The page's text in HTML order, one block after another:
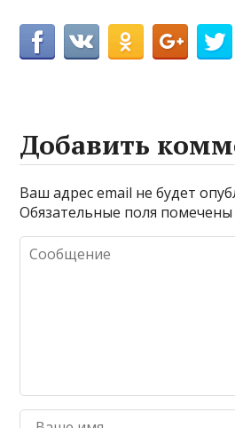
Добавить
Ваш адрес email не будет
Обязательные поля